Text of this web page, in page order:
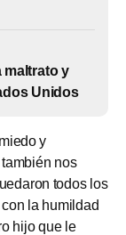
maltrato y
Unidos
y
nos
todos los
la humildad
hijo que le